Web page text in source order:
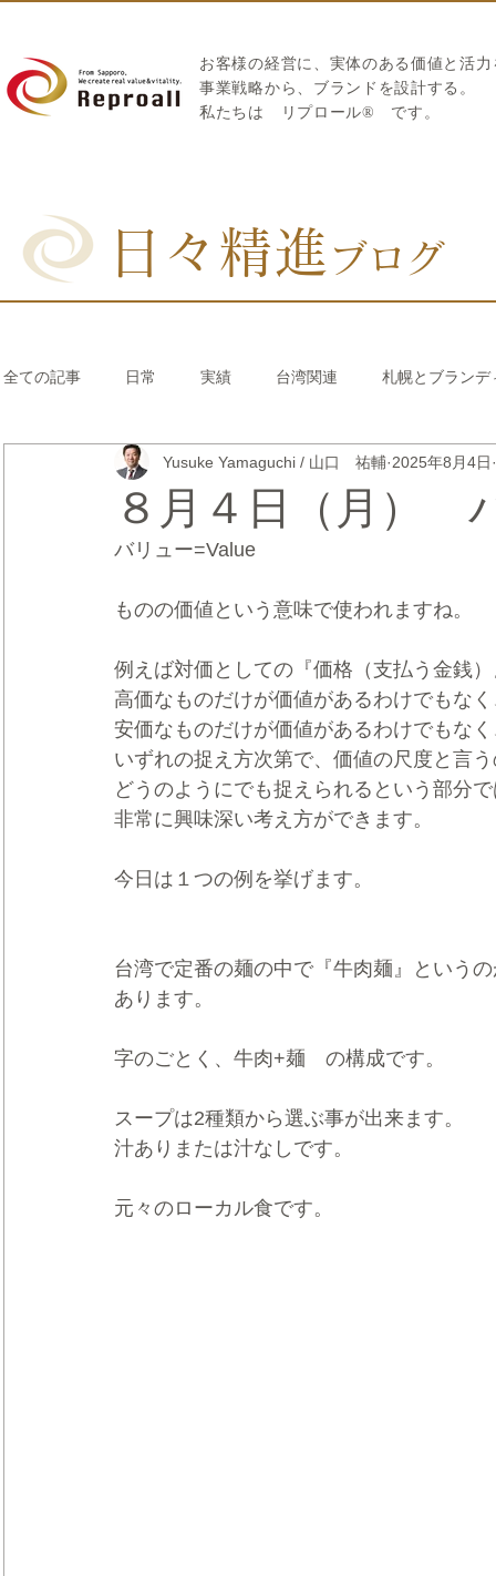
お客様の経営に、実体のある価値と活
​事業戦略から、ブランドを設計する。
私たちは
リプロール® です。
日々精進 ブログ
全ての記事 日常 実績 台湾関連 札幌とブランデ
リブランディング® さとうきび繊維のストロー 中国
CRMブランディング® デジタルマーケティングブランデ
８月４日（月）
Yusuke Yamaguchi / 山口 祐輔 2025年8月4日
バリュー=Value
ものの価値という意味で使われますね。
例えば対価としての『価格（支払う金銭
高価なものだけが価値があるわけでもな
安価なものだけが価値があるわけでもな
いずれの捉え方次第で、価値の尺度と言
どうのようにでも捉えられるという部分
非常に興味深い考え方ができます。
今日は１つの例を挙げます。
台湾で定番の麺の中で『牛肉麺』という
あります。
字のごとく、牛肉+麺　の構成です。
スープは2種類から選ぶ事が出来ます。
汁ありまたは汁なしです。
元々のローカル食です。